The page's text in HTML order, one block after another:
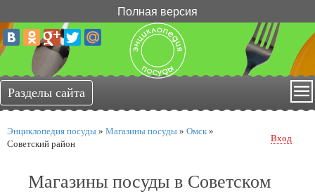
Полная версия
Энциклопедия посуды » Магазины посуды » Омск »
Советский район
Вход
Магазины посуды в Советском